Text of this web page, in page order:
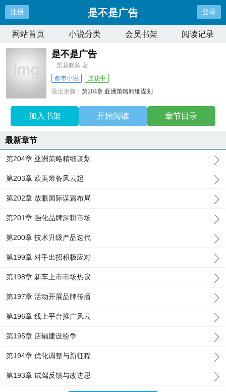
注册 是不是广告 登录
网站首页 小说分类 会员书架 阅读记录
是不是广告
梨花晓颂 著
都市小说
连载中
最近更新：第204章 亚洲策略精细谋划
加入书架 开始阅读 章节目录
最新章节
第204章 亚洲策略精细谋划
第203章 欧美筹备风云起
第202章 放眼国际谋篇布局
第201章 强化品牌深耕市场
第200章 技术升级产品迭代
第199章 对手出招积极应对
第198章 新车上市市场热议
第197章 活动开展品牌传播
第196章 线上平台推广风云
第195章 店铺建设纷争
第194章 优化调整与新征程
第193章 试驾反馈与改进思